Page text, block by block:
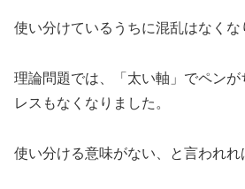
使い分けているうちに混乱はなくな
理論問題では、「太い軸」でペンが
レスもなくなりました。
使い分ける意味がない、と言われれ